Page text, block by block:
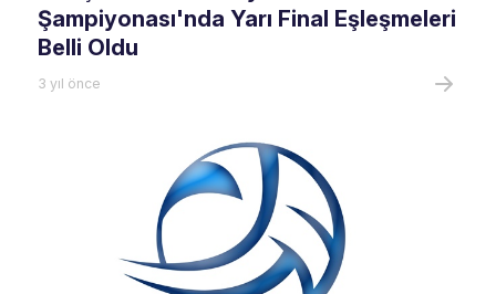
Şampiyonası'nda Yarı Final Eşleşmeleri
Belli Oldu
3 yıl önce